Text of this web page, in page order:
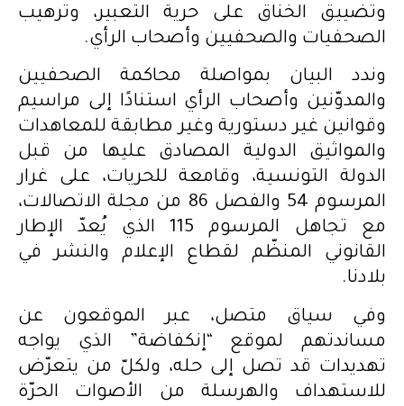
وتضييق الخناق على حرية التعبير، وترهيب
الصحفيات والصحفيين وأصحاب الرأي.
وندد البيان بمواصلة محاكمة الصحفيين
والمدوّنين وأصحاب الرأي استنادًا إلى مراسيم
وقوانين غير دستورية وغير مطابقة للمعاهدات
والمواثيق الدولية المصادق عليها من قبل
الدولة التونسية، وقامعة للحريات، على غرار
المرسوم 54 والفصل 86 من مجلة الاتصالات،
مع تجاهل المرسوم 115 الذي يُعدّ الإطار
القانوني المنظّم لقطاع الإعلام والنشر في
بلادنا.
وفي سياق متصل، عبر الموقعون عن
مساندتهم لموقع “إنكفاضة” الذي يواجه
تهديدات قد تصل إلى حله، ولكلّ من يتعرّض
للاستهداف والهرسلة من الأصوات الحرّة